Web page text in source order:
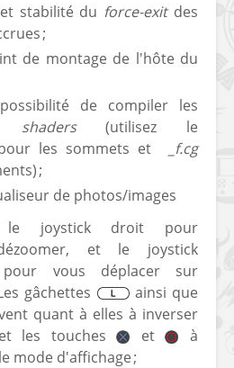
stabilité du force-exitdes
;
de montage de l'hôte du
de compiler les
shaders(utilisez le
les sommets et
_f.cg
;
de photos/images
le joystick droit pour
dézoomer, et le joystick
pour vous déplacer sur
gâchettes
ainsi que
quant à elles à inverser
les touches
et
à
mode d'affichage ;